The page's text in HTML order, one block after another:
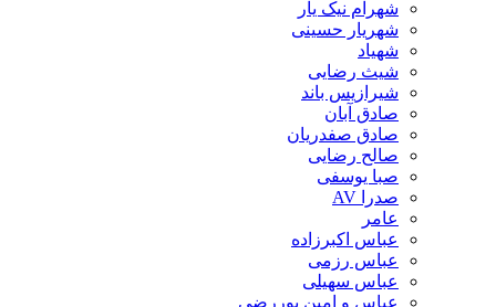
شهرام نیک یار
شهریار حسینی
شهیاد
شیث رضایی
شیرازیس باند
صادق آبان
صادق صفدریان
صالح رضایی
صبا یوسفی
صدرا AV
عامر
عباس اکبرزاده
عباس رزمی
عباس سهیلی
عباس و امین پوررضی